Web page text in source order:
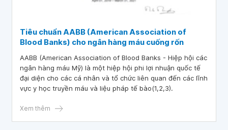
Tiêu chuẩn AABB (American Association of
Blood Banks) cho ngân hàng máu cuống rốn
AABB (American Association of Blood Banks - Hiệp hội các
ngân hàng máu Mỹ) là một hiệp hội phi lợi nhuận quốc tế
đại diện cho các cá nhân và tổ chức liên quan đến các lĩnh
vực y học truyền máu và liệu pháp tế bào(1,2,3).
Xem thêm